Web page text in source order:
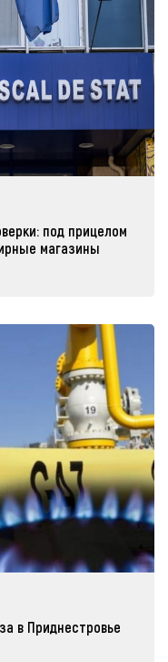
под прицелом
магазины
в Приднестровье